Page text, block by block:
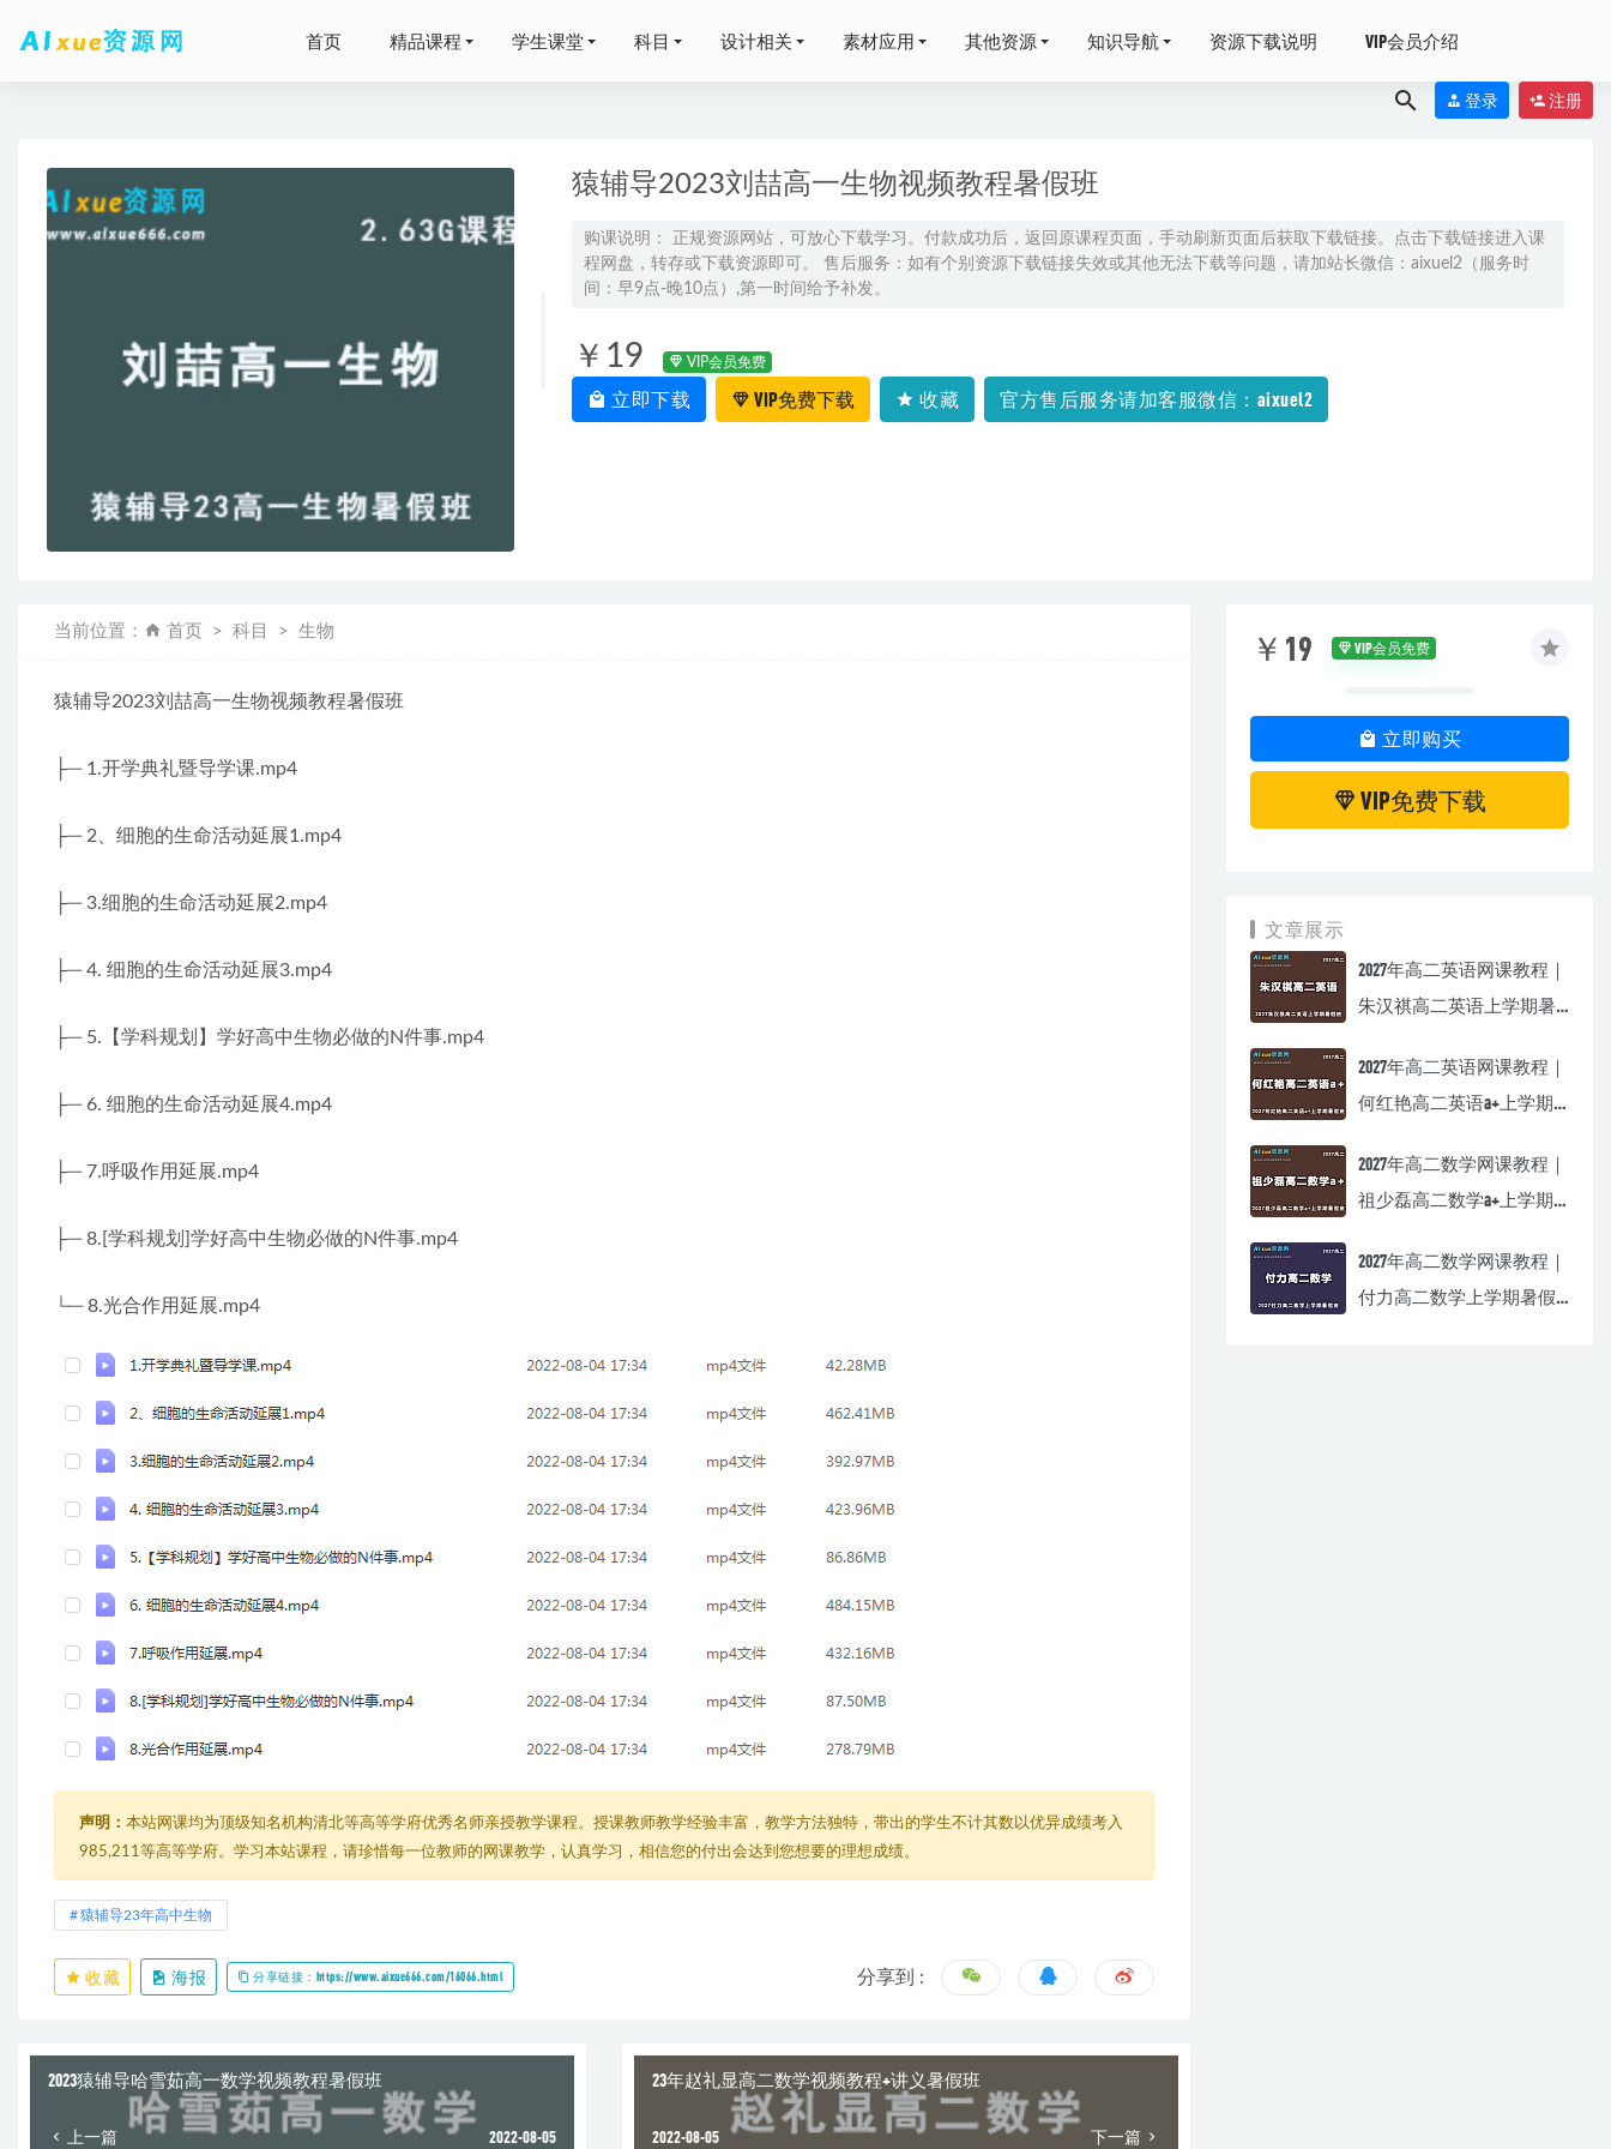
首页 精品课程 学生课堂 科目 设计相关 素材应用 其他资源 知识导航 资源下载说明 VIP会员介绍
登录 注册
猿辅导2023刘喆高一生物视频教程暑假班
购课说明： 正规资源网站，可放心下载学习。付款成功后，返回原课程页面，手动刷新页面后获取下载链接。点击下载链接进入课
程网盘，转存或下载资源即可。 售后服务：如有个别资源下载链接失效或其他无法下载等问题，请加站长微信：aixuel2（服务时
间：早9点-晚10点）,第一时间给予补发。
￥19 VIP会员免费
立即下载 VIP免费下载 收藏 官方售后服务请加客服微信：aixuel2
当前位置： 首页 科目 生物
猿辅导2023刘喆高一生物视频教程暑假班
├─ 1.开学典礼暨导学课.mp4
├─ 2、细胞的生命活动延展1.mp4
├─ 3.细胞的生命活动延展2.mp4
├─ 4. 细胞的生命活动延展3.mp4
├─ 5.【学科规划】学好高中生物必做的N件事.mp4
├─ 6. 细胞的生命活动延展4.mp4
├─ 7.呼吸作用延展.mp4
├─ 8.[学科规划]学好高中生物必做的N件事.mp4
└─ 8.光合作用延展.mp4
声明： 本站网课均为顶级知名机构清北等高等学府优秀名师亲授教学课程。授课教师教学经验丰富，教学方法独特，带出的学生不计其数以优异成绩考入
985,211等高等学府。学习本站课程，请珍惜每一位教师的网课教学，认真学习，相信您的付出会达到您想要的理想成绩。
猿辅导23年高中生物
收藏 海报 分享链接：https://www.aixue666.com/16066.html 分享到 :
2023猿辅导哈雪茹高一数学视频教程暑假班
上一篇 2022-08-05
23年赵礼显高二数学视频教程+讲义暑假班
2022-08-05 下一篇
￥19 VIP会员免费
立即购买
VIP免费下载
文章展示
2027年高二英语网课教程｜
朱汉祺高二英语上学期暑
2027年高二英语网课教程｜
何红艳高二英语a+上学期
2027年高二数学网课教程｜
祖少磊高二数学a+上学期
2027年高二数学网课教程｜
付力高二数学上学期暑假
2024张亚柔高一语文s网课教程寒假班+春季班 2024-03-24
2024陈雪高二数学a+暑假班视频课程+讲义笔记
高一数学肖涵暑假班网课教学视频+讲义，3.06G学习资源百度网盘下载
22年高考数学网课教程2022曲丹高三数学复习视频教程+讲义全年班（暑假+秋季+寒假